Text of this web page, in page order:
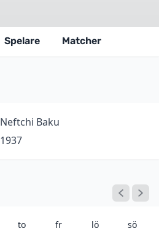
Spelare Matcher
Neftchi Baku
1937
to fr lö
sö